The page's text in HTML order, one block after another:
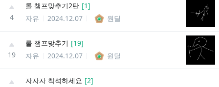
4
롤 챔프맞추기2탄 [1]
자유
2024.12.07 원딜
19
롤 챔프맞추기 [19]
자유
2024.12.07 원딜
자자자 착석하세요 [2]